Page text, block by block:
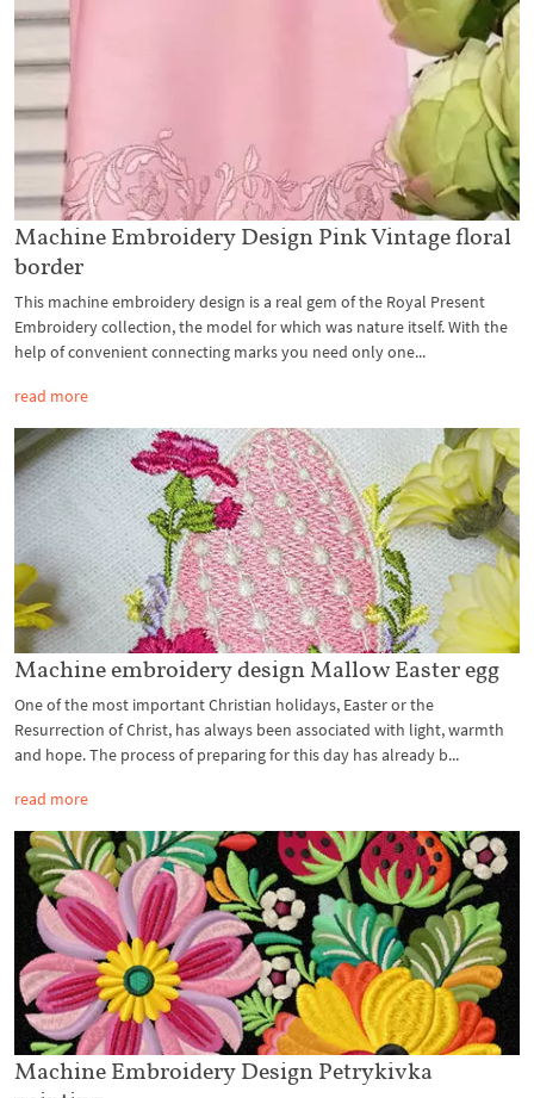
Machine Embroidery Design Pink Vintage floral
border
This machine embroidery design is a real gem of the Royal Present
Embroidery collection, the model for which was nature itself. With the
help of convenient connecting marks you need only one...
read more
Machine embroidery design Mallow Easter egg
One of the most important Christian holidays, Easter or the
Resurrection of Christ, has always been associated with light, warmth
and hope. The process of preparing for this day has already b...
read more
Machine Embroidery Design Petrykivka